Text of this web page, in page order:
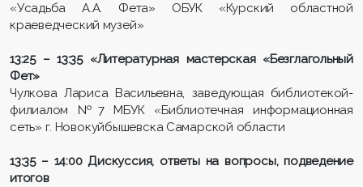
«Усадьба А.А. Фета» ОБУК «Курский областной
краеведческий музей»
13:25 – 13:35 «Литературная мастерская «Безглагольный
Фет»
Чулкова Лариса Васильевна, заведующая библиотекой-
филиалом №7 МБУК «Библиотечная информационная
сеть» г. Новокуйбышевска Самарской области
13:35 – 14:00 Дискуссия, ответы на вопросы, подведение
итогов